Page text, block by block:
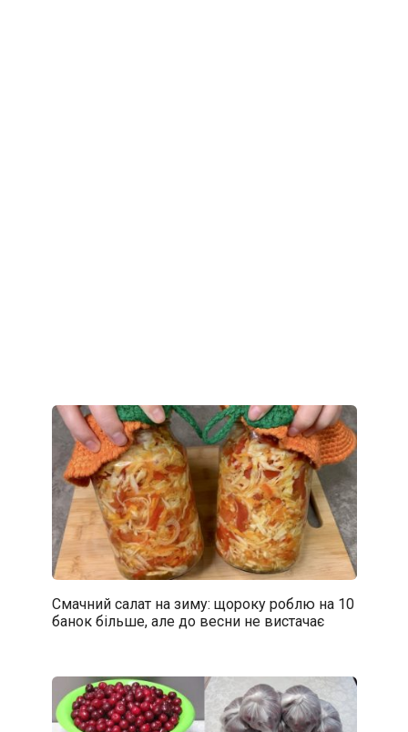
Смачний салат на зиму: щороку роблю на 10
банок більше, але до весни не вистачає